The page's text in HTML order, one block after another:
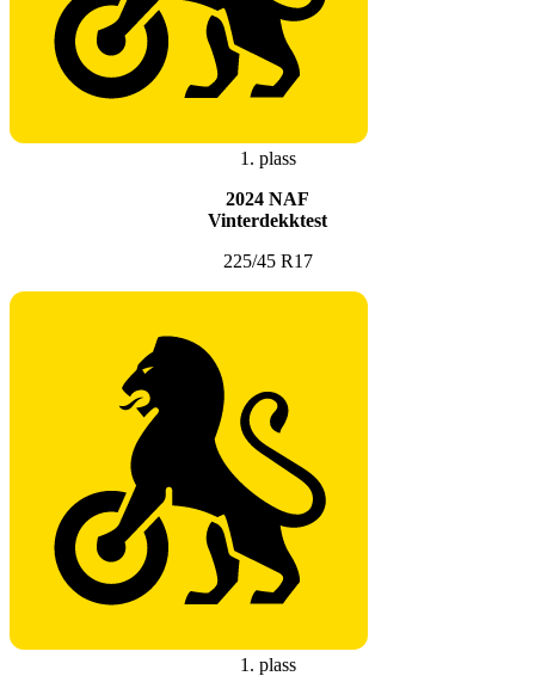
1. plass
2024 NAF
Vinterdekktest
225/45 R17
1. plass